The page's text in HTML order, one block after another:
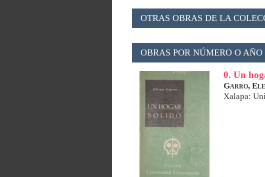
OTRAS OBRAS DE LA
OBRAS POR NÚMERO O AÑO
0. Un
Garro,
Xalapa: